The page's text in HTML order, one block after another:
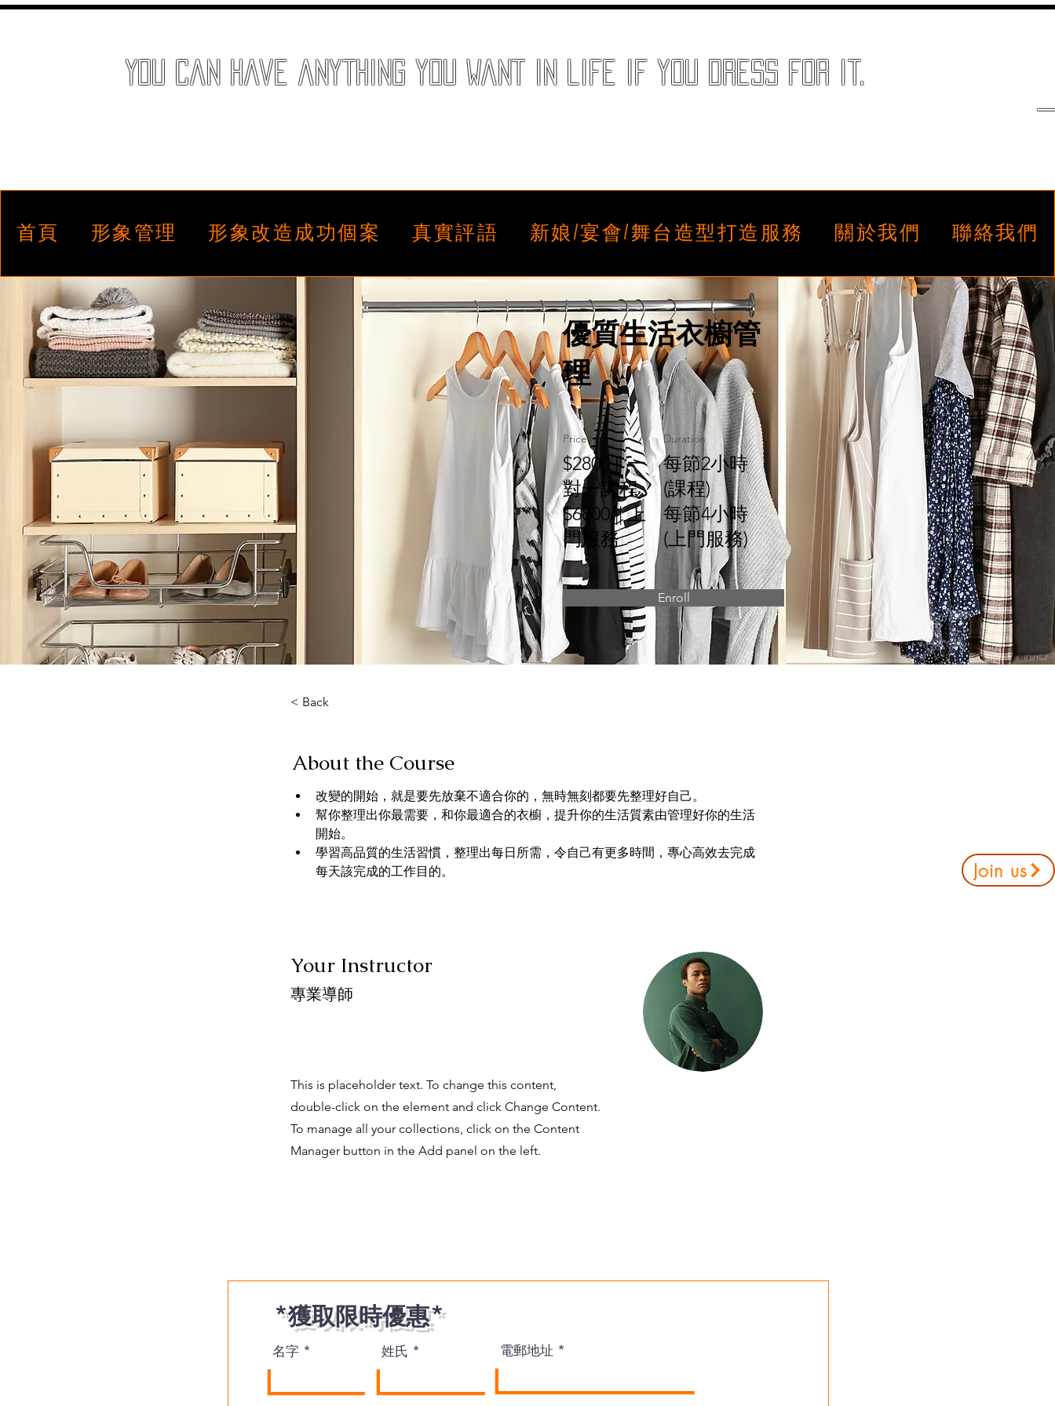
You can have anything you want in life if you dress for it.
Join us
優質生活衣櫥管
理
Price
$2800 || 一
對一課程
$6800 || 上
門服務
Duration
每節2小時
(課程)
每節4小時
(上門服務)
Enroll
< Back
About the Course
改變的開始，就是要先放棄不適合你的，無時無刻都要先整理好自己。
幫你整理出你最需要，和你最適合的衣櫥，提升你的生活質素由管理好你的生活
開始。
學習高品質的生活習慣，整理出每日所需，令自己有更多時間，專心高效去完成
每天該完成的工作目的。
Your Instructor
專業導師
This is placeholder text. To change this content,
double-click on the element and click Change Content.
To manage all your collections, click on the Content
Manager button in the Add panel on the left.
首頁 形象管理 形象改造成功個案 真實評語 新娘/宴會/舞台造型打造服務 關於我們 聯絡我們
*獲取限時優惠*
名字 姓氏 電郵地址